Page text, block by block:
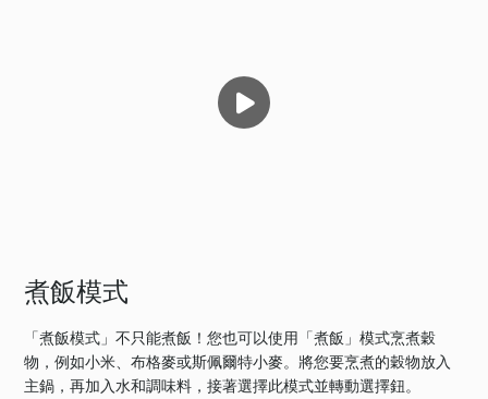
煮飯模式
「煮飯模式」不只能煮飯！您也可以使用「煮飯」模式烹煮穀
物，例如小米、布格麥或斯佩爾特小麥。將您要烹煮的穀物放入
主鍋，再加入水和調味料，接著選擇此模式並轉動選擇鈕。